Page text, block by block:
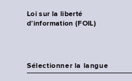
Loi sur la liberté
d’information (FOIL)
Sélectionner la langue